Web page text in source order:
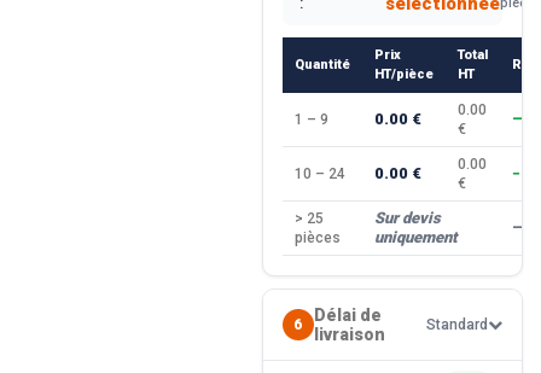
Quantité
Prix
HT/pièce
Total
HT
1 – 9 0.00 €
0.00
€
—
10 – 24 0.00 €
0.00
€
> 25
pièces
Sur devis
uniquement
—
6
Délai de
livraison
Standard